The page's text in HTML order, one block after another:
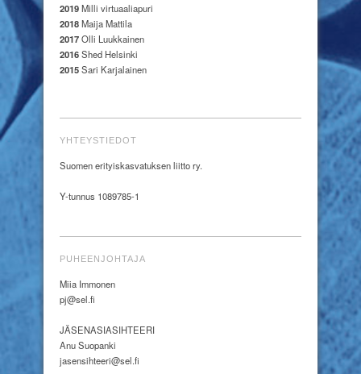
2019Milli virtuaaliapuri
2018Maija Mattila
2017Olli Luukkainen
2016Shed Helsinki
2015Sari Karjalainen
YHTEYSTIEDOT
Suomen erityiskasvatuksen liitto ry.
Y-tunnus 1089785-1
PUHEENJOHTAJA
Miia Immonen
pj@sel.fi
JÄSENASIASIHTEERI
Anu Suopanki
jasensihteeri@sel.fi